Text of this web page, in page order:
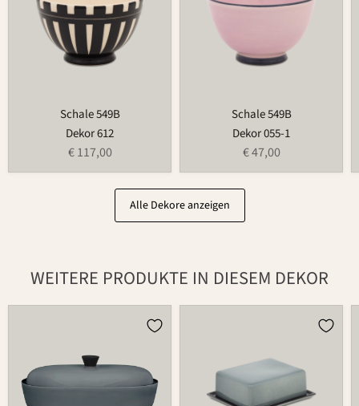
Schale 549B
Dekor 612
€ 117,00
Schale 549B
Dekor 055-1
€ 47,00
Alle Dekore anzeigen
WEITERE PRODUKTE IN DIESEM DEKOR